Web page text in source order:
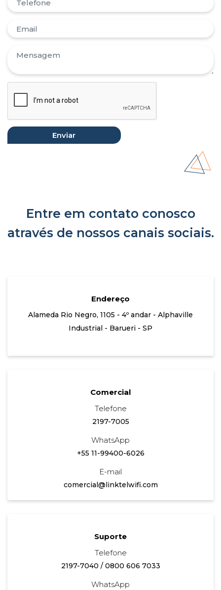
Entre em contato conosco
através de nossos canais sociais.
Endereço
Alameda Rio Negro, 1105 - 4º andar - Alphaville
Industrial - Barueri - SP
Comercial
Telefone
2197-7005
WhatsApp
+55 11-99400-6026
E-mail
comercial@linktelwifi.com
Suporte
Telefone
2197-7040 / 0800 606 7033
WhatsApp